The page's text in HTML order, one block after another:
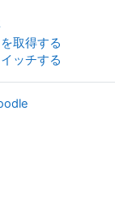
取得する
ッチする